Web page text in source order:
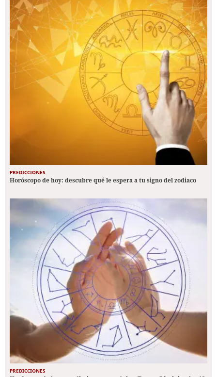
PREDICCIONES
Horóscopo de hoy: descubre qué le espera a tu signo del zodiaco
PREDICCIONES